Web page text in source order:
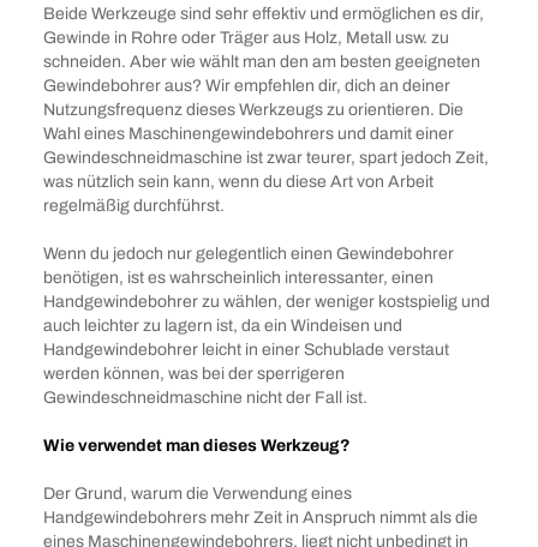
Beide Werkzeuge sind sehr effektiv und ermöglichen es dir,
Gewinde in Rohre oder Träger aus Holz, Metall usw. zu
schneiden. Aber wie wählt man den am besten geeigneten
Gewindebohrer aus? Wir empfehlen dir, dich an deiner
Nutzungsfrequenz dieses Werkzeugs zu orientieren. Die
Wahl eines Maschinengewindebohrers und damit einer
Gewindeschneidmaschine ist zwar teurer, spart jedoch Zeit,
was nützlich sein kann, wenn du diese Art von Arbeit
regelmäßig durchführst.
Wenn du jedoch nur gelegentlich einen Gewindebohrer
benötigen, ist es wahrscheinlich interessanter, einen
Handgewindebohrer zu wählen, der weniger kostspielig und
auch leichter zu lagern ist, da ein Windeisen und
Handgewindebohrer leicht in einer Schublade verstaut
werden können, was bei der sperrigeren
Gewindeschneidmaschine nicht der Fall ist.
Wie verwendet man dieses Werkzeug?
Der Grund, warum die Verwendung eines
Handgewindebohrers mehr Zeit in Anspruch nimmt als die
eines Maschinengewindebohrers, liegt nicht unbedingt in